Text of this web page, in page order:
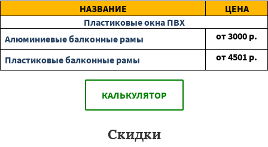
НАЗВАНИЕ
ЦЕНА
Пластиковые окна ПВХ
Алюминиевые балконные рамы
от3000 р.
Пластиковые балконные рамы
от4501 р.
КАЛЬКУЛЯТОР
Скидки